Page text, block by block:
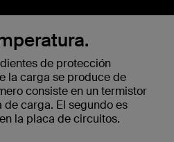
de protección
la carga se produce de
consiste en un termistor
carga. El segundo es
la placa de circuitos.